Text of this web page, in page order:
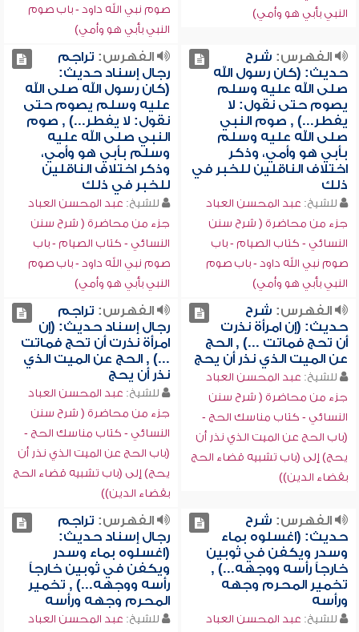
النبي بأبي هو وأمي)
صوم نبي الله داود - باب صوم
النبي بأبي هو وأمي)
الفهرس: شرح
حديث: (كان رسول الله
صلى الله عليه وسلم
يصوم حتى نقول: لا
يفطر...) , صوم النبي
صلى الله عليه وسلم
بأبي هو وأمي، وذكر
اختلاف الناقلين للخبر في
ذلك
للشيخ: عبد المحسن العباد
جزء من محاضرة ( شرح سنن
النسائي - كتاب الصيام - باب
صوم نبي الله داود - باب صوم
النبي بأبي هو وأمي)
الفهرس: تراجم
رجال إسناد حديث:
(كان رسول الله صلى الله
عليه وسلم يصوم حتى
نقول: لا يفطر...) , صوم
النبي صلى الله عليه
وسلم بأبي هو وأمي،
وذكر اختلاف الناقلين
للخبر في ذلك
للشيخ: عبد المحسن العباد
جزء من محاضرة ( شرح سنن
النسائي - كتاب الصيام - باب
صوم نبي الله داود - باب صوم
النبي بأبي هو وأمي)
الفهرس: شرح
حديث: (إن امرأة نذرت
أن تحج فماتت ...) , الحج
عن الميت الذي نذر أن يحج
للشيخ: عبد المحسن العباد
جزء من محاضرة ( شرح سنن
النسائي - كتاب مناسك الحج -
(باب الحج عن الميت الذي نذر أن
يحج) إلى (باب تشبيه قضاء الحج
بقضاء الدين))
الفهرس: تراجم
رجال إسناد حديث: (إن
امرأة نذرت أن تحج فماتت
...) , الحج عن الميت الذي
نذر أن يحج
للشيخ: عبد المحسن العباد
جزء من محاضرة ( شرح سنن
النسائي - كتاب مناسك الحج -
(باب الحج عن الميت الذي نذر أن
يحج) إلى (باب تشبيه قضاء الحج
بقضاء الدين))
الفهرس: شرح
حديث: (اغسلوه بماء
وسدر ويكفن في ثوبين
خارجاً رأسه ووجهه...) ,
تخمير المحرم وجهه
ورأسه
للشيخ: عبد المحسن العباد
الفهرس: تراجم
رجال إسناد حديث:
(اغسلوه بماء وسدر
ويكفن في ثوبين خارجاً
رأسه ووجهه...) , تخمير
المحرم وجهه ورأسه
للشيخ: عبد المحسن العباد